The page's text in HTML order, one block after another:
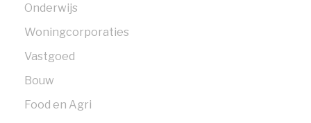
Onderwijs
Woningcorporaties
Vastgoed
Bouw
Food en Agri